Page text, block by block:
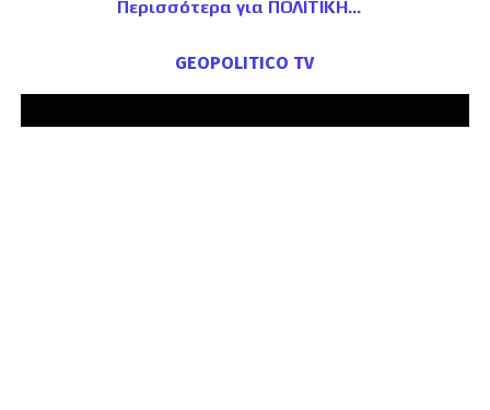
Περισσότερα για ΠΟΛΙΤΙΚΗ
GEOPOLITICO TV